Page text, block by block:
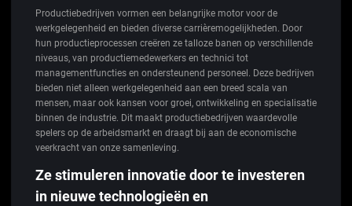
Productiebedrijven vormen een belangrijke motor voor de
werkgelegenheid en bieden diverse carrièremogelijkheden. Door
hun productieprocessen creëren ze talloze banen op verschillende
niveaus, van productiemedewerkers en technici tot
managementfuncties en ondersteunend personeel. Deze bedrijven
bieden niet alleen werkgelegenheid aan een breed scala van
mensen, maar ook kansen voor groei, ontwikkeling en specialisatie
binnen de industrie. Dit maakt productiebedrijven waardevolle
spelers op de arbeidsmarkt en draagt bij aan de economische
veerkracht van onze samenleving.
Ze stimuleren innovatie door te investeren
in nieuwe technologieën en